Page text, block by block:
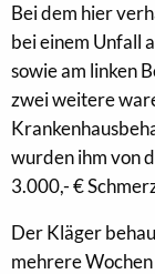
Bei dem hier
bei einem Unfall
sowie am linken
zwei weitere
wurden ihm von
3.000,- €
Der Kläger
mehrere